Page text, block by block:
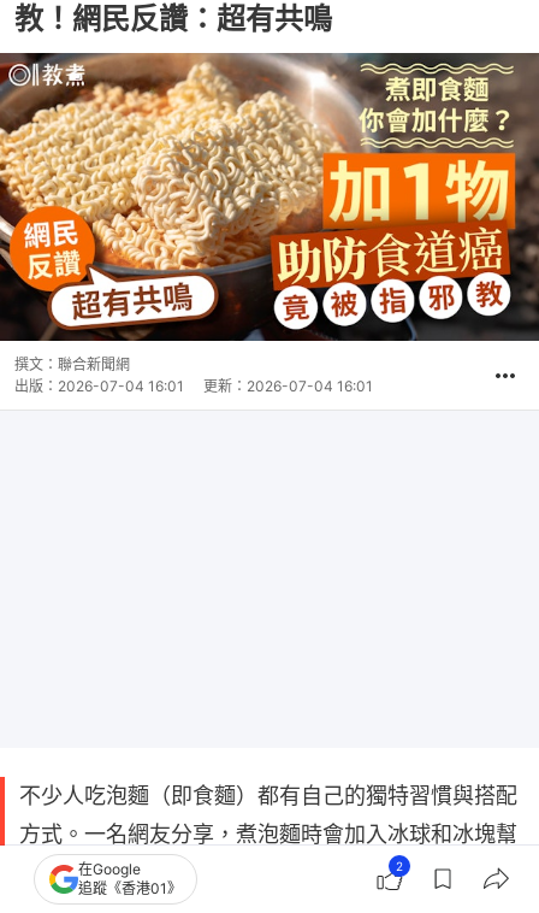
教！網民反讚：超有共鳴
撰文： 聯合新聞網
出版： 2026-07-04 16:01 更新： 2026-07-04 16:01
不少人吃泡麵（即食麵）都有自己的獨特習慣與搭配
方式。一名網友分享，煮泡麵時會加入冰球和冰塊幫
忙降溫，沒想到朋友聽到後全都傻眼，甚至直呼這種
在Google
追蹤《香港01》
2